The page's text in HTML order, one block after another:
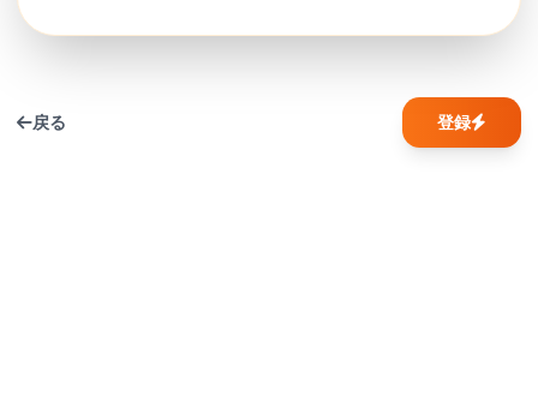
戻る 登録